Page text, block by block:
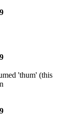
'thum' (this